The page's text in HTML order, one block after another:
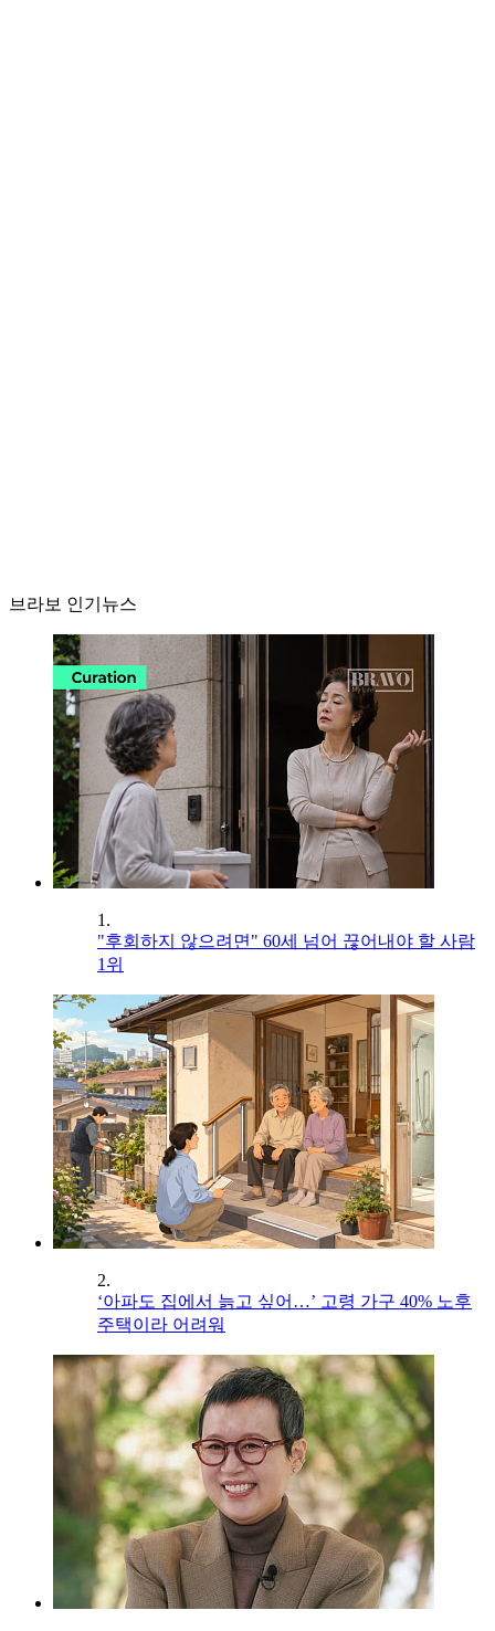
브라보 인기뉴스
1.
"후회하지 않으려면" 60세 넘어 끊어내야 할 사람
1위
2.
‘아파도 집에서 늙고 싶어…’ 고령 가구 40% 노후
주택이라 어려워